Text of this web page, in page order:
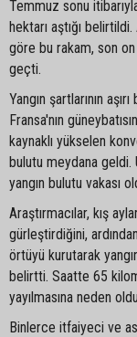
Temmuz sonu
hektarı aştığı
göre bu rakam, son on
geçti.
Yangın şartlarının
Fransa'nın
kaynaklı yükselen
bulutu meydana geldi.
yangın bulutu vakası
Araştırmacılar, kış
gürleştirdiğini,
örtüyü kurutarak
belirtti. Saatte 65
yayılmasına neden
Binlerce itfaiyeci ve